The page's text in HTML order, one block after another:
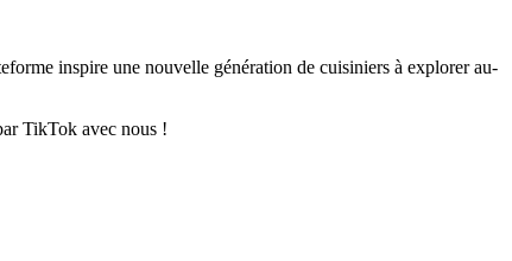
inspire une nouvelle génération de cuisiniers à explorer au-
TikTok avec nous !